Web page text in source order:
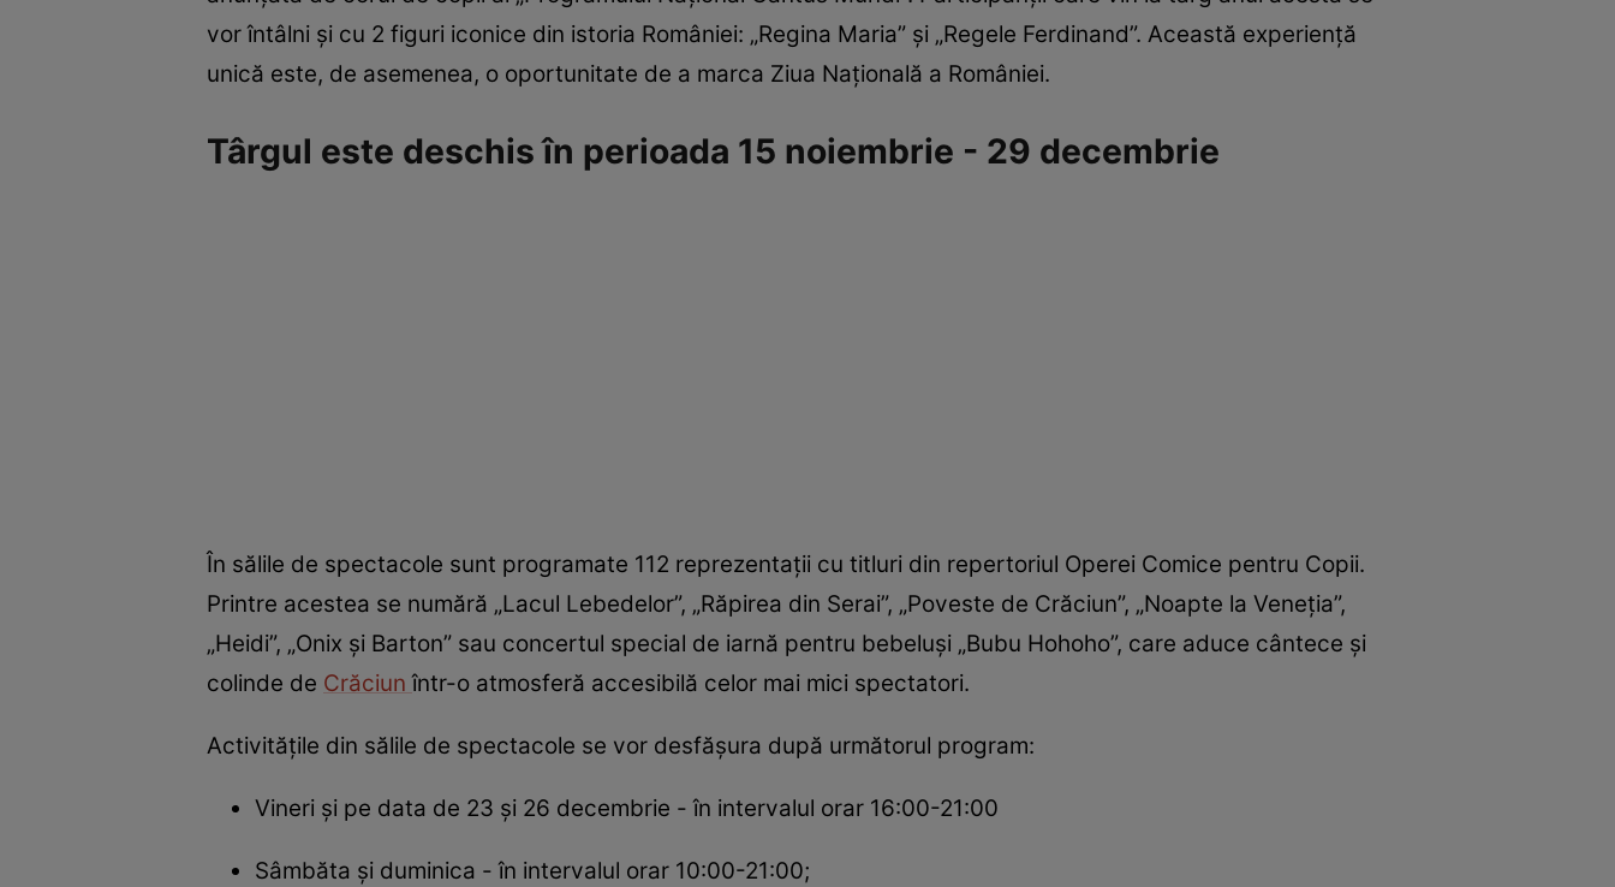
vor întâlni și cu 2 figuri iconice din istoria României: „Regina Maria” și „Regele Ferdinand”. Această experiență
unică este, de asemenea, o oportunitate de a marca Ziua Națională a României.
Târgul este deschis în perioada 15 noiembrie - 29 decembrie
În sălile de spectacole sunt programate 112 reprezentaţii cu titluri din repertoriul Operei Comice pentru Copii.
Printre acestea se numără „Lacul Lebedelor”, „Răpirea din Serai”, „Poveste de Crăciun”, „Noapte la Veneţia”,
„Heidi”, „Onix şi Barton” sau concertul special de iarnă pentru bebeluşi „Bubu Hohoho”, care aduce cântece şi
colinde de Crăciunîntr-o atmosferă accesibilă celor mai mici spectatori.
Activitățile din sălile de spectacole se vor desfășura după următorul program:
Vineri și pe data de 23 și 26 decembrie - în intervalul orar 16:00-21:00
Sâmbăta și duminica - în intervalul orar 10:00-21:00;